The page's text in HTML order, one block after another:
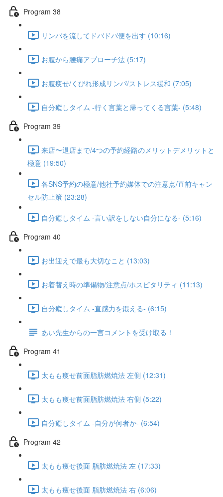
Program 38
リンパを流してドバドバ便を出す (10:16)
お腹から腰痛アプローチ法 (5:17)
お腹痩せ/くびれ形成リンパ/ストレス緩和 (7:05)
自分癒しタイム -行く言葉と帰ってくる言葉- (5:48)
Program 39
来店〜退店まで/4つの予約経路のメリットデメリットと
極意 (19:50)
各SNS予約の極意/他社予約媒体での注意点/直前キャン
セル防止策 (23:28)
自分癒しタイム -言い訳をしない自分になる- (5:16)
Program 40
お出迎えで最も大切なこと (13:03)
お着替え時の準備物/注意点/ホスピタリティ (11:13)
自分癒しタイム -直感力を鍛える- (6:15)
あい先生からの一言コメントを受け取る！
Program 41
太もも痩せ前面脂肪燃焼法 左側 (12:31)
太もも痩せ前面脂肪燃焼法 右側 (5:22)
自分癒しタイム -自分が何者か- (6:54)
Program 42
太もも痩せ後面 脂肪燃焼法 左 (17:33)
太もも痩せ後面 脂肪燃焼法 右 (6:06)